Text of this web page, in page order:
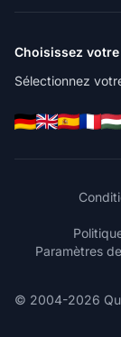
Choisissez
Sélectionnez
Paramètres
© 2004-2026